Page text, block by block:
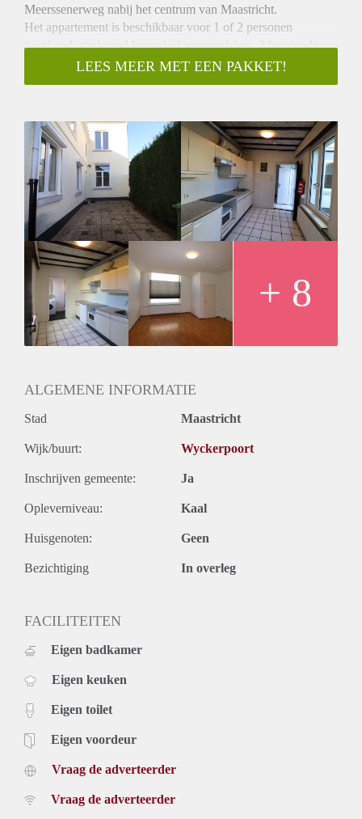
Meerssenerweg nabij het centrum van Maastricht.
Het appartement is beschikbaar voor 1 of 2 personen
(werkend, studerend koppel of woningdelers, 2 bevriende
studenten). Er is een slaapkamer en huiskamer. Of voor 2
studenten. Waardoor de huiskamer als tweede slaapkamer
LEES MEER MET EEN PAKKET!
+ 8
ALGEMENE INFORMATIE
Stad Maastricht
Wijk/buurt: Wyckerpoort
Inschrijven gemeente: Ja
Opleverniveau: Kaal
Huisgenoten: Geen
Bezichtiging In overleg
FACILITEITEN
Eigen badkamer
Eigen keuken
Eigen toilet
Eigen voordeur
Vraag de adverteerder
Vraag de adverteerder